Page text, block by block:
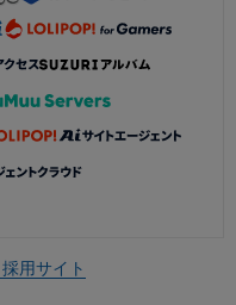
採用サイト